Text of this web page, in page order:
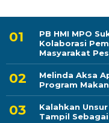
PB HMI MPO
Kolaborasi
Masyarakat
Melinda Aksa
Program
Kalahkan
Tampil